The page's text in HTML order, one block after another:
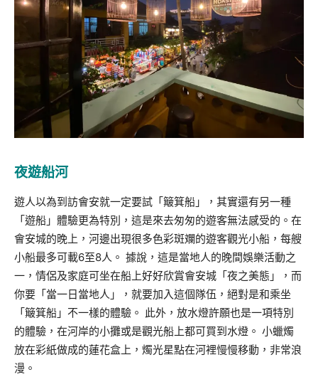
夜遊船河
遊人以為到訪會安就一定要試「簸箕船」，其實還有另一種
「遊船」體驗更為特別，這是來去匆匆的遊客無法感受的。在
會安城的晚上，河邊出現很多色彩斑斕的遊客觀光小船，每艘
小船最多可載6至8人。 據說，這是當地人的晚間娛樂活動之
一，情侶及家庭可坐在船上好好欣賞會安城「夜之美態」，而
你要「當一日當地人」，就要加入這個隊伍，絕對是和乘坐
「簸箕船」不一樣的體驗。 此外，放水燈許願也是一項特別
的體驗，在河岸的小攤或是觀光船上都可買到水燈。 小蠟燭
放在彩紙做成的蓮花盒上，燭光星點在河裡慢慢移動，非常浪
漫。